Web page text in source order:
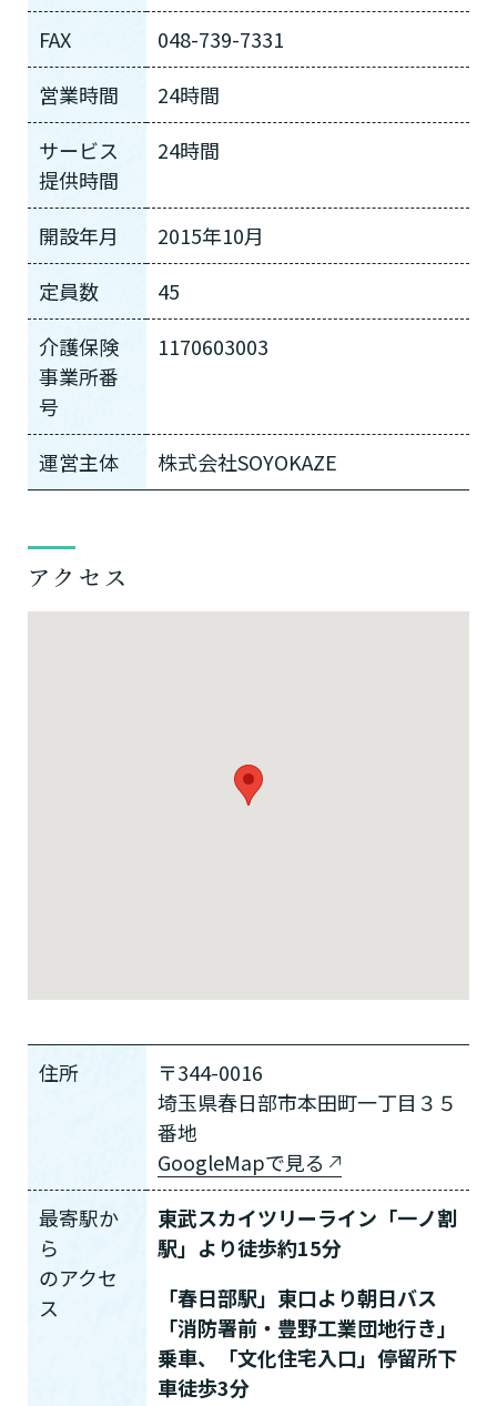
FAX
048-739-7331
営業時間
24時間
サービス
提供時間
24時間
開設年月
2015年10月
定員数
45
介護保険
事業所番
号
1170603003
運営主体 株式会社SOYOKAZE
アクセス
住所
〒344-0016
埼玉県春日部市本田町一丁目３５
番地
GoogleMapで見る
最寄駅か
ら
のアクセ
ス
東武スカイツリーライン「一ノ割
駅」より徒歩約15分
「春日部駅」東口より朝日バス
「消防署前・豊野工業団地行き」
乗車、「文化住宅入口」停留所下
車徒歩3分
介護保険サービスは20種類以上あり、それぞれ
要介護認定を受け、要支援１～２、
要介護１～５、いずれかの判定を受
けていますか？
ご自宅で生活しながら介護サービス
を使いたいですか？
老人ホームなどの施設に移り住みた
いですか？
現在、日常生活を送るうえで誰かの
介護などサポートが必要ですか？
介護スタッフにご自宅に来てもらい
たいですか？
介護施設へ通いたいですか？
認知症の診断を受けていますか？
または物忘れなど認知症の疑いはあ
りますか？
日帰りで使いたいですか？
一時的に宿泊したいですか？
要支援１～２・要介護１～２です
要介護３～５ですか？